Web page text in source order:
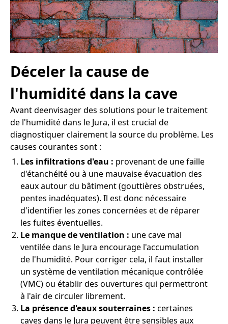
Déceler la cause de
l'humidité dans la cave
Avant deenvisager des solutions pour le traitement
de l'humidité dans le Jura, il est crucial de
diagnostiquer clairement la source du problème. Les
causes courantes sont :
Les infiltrations d'eau : provenant de une faille
d'étanchéité ou à une mauvaise évacuation des
eaux autour du bâtiment (gouttières obstruées,
pentes inadéquates). Il est donc nécessaire
d'identifier les zones concernées et de réparer
les fuites éventuelles.
Le manque de ventilation : une cave mal
ventilée dans le Jura encourage l'accumulation
de l'humidité. Pour corriger cela, il faut installer
un système de ventilation mécanique contrôlée
(VMC) ou établir des ouvertures qui permettront
à l'air de circuler librement.
La présence d'eaux souterraines : certaines
caves dans le Jura peuvent être sensibles aux